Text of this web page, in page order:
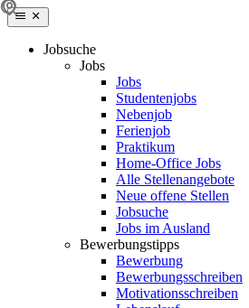
Jobsuche
Jobs
Jobs
Studentenjobs
Nebenjob
Ferienjob
Praktikum
Home-Office Jobs
Alle Stellenangebote
Neue offene Stellen
Jobsuche
Jobs im Ausland
Bewerbungstipps
Bewerbung
Bewerbungsschreiben
Motivationsschreiben